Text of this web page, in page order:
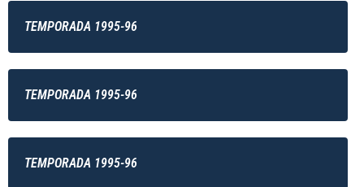
TEMPORADA 1995-96
TEMPORADA 1995-96
TEMPORADA 1995-96